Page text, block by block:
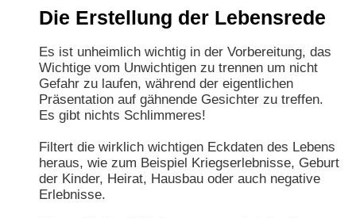
Die Erstellung der Lebensrede
Es ist unheimlich wichtig in der Vorbereitung, das
Wichtige vom Unwichtigen zu trennen um nicht
Gefahr zu laufen, während der eigentlichen
Präsentation auf gähnende Gesichter zu treffen.
Es gibt nichts Schlimmeres!
Filtert die wirklich wichtigen Eckdaten des Lebens
heraus, wie zum Beispiel Kriegserlebnisse, Geburt
der Kinder, Heirat, Hausbau oder auch negative
Erlebnisse.